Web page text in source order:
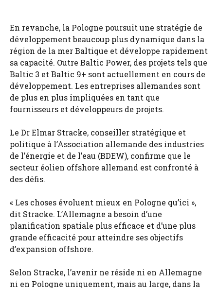
En revanche, la Pologne poursuit une stratégie de
développement beaucoup plus dynamique dans la
région de la mer Baltique et développe rapidement
sa capacité. Outre Baltic Power, des projets tels que
Baltic 3 et Baltic 9+ sont actuellement en cours de
développement. Les entreprises allemandes sont
de plus en plus impliquées en tant que
fournisseurs et développeurs de projets.
Le Dr Elmar Stracke, conseiller stratégique et
politique à l’Association allemande des industries
de l’énergie et de l’eau (BDEW), confirme que le
secteur éolien offshore allemand est confronté à
des défis.
« Les choses évoluent mieux en Pologne qu’ici »,
dit Stracke. L’Allemagne a besoin d’une
planification spatiale plus efficace et d’une plus
grande efficacité pour atteindre ses objectifs
d’expansion offshore.
Selon Stracke, l’avenir ne réside ni en Allemagne
ni en Pologne uniquement, mais au large, dans la